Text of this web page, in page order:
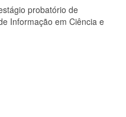
probatório de
Informação em Ciência e